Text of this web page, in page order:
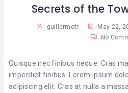
Secrets of the
guillermofr May 22,
No
Quisque nec finibus neque. Cras
imperdiet finibus. Lorem ipsum
adipiscing elit. Cras at nulla a